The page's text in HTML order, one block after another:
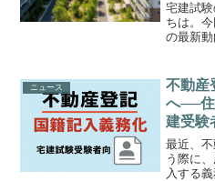
宅建試
ちは。
の最新
の平均
の内訳
ニュース
不動産
へ──
建受験
最近、
う際に
入する